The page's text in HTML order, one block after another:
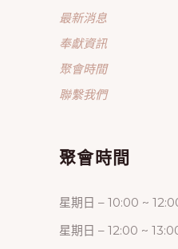
最新消息
奉獻資訊
聚會時間
聯繫我們
聚會時間
星期日 – 10:00 ~
星期日 – 12:00 ~